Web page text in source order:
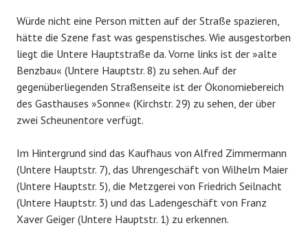
Würde nicht eine Person mitten auf der Straße spazieren,
hätte die Szene fast was gespenstisches. Wie ausgestorben
liegt die Untere Hauptstraße da. Vorne links ist der »alte
Benzbau« (Untere Hauptstr. 8) zu sehen. Auf der
gegenüberliegenden Straßenseite ist der Ökonomiebereich
des Gasthauses »Sonne« (Kirchstr. 29) zu sehen, der über
zwei Scheunentore verfügt.
Im Hintergrund sind das Kaufhaus von Alfred Zimmermann
(Untere Hauptstr. 7), das Uhrengeschäft von Wilhelm Maier
(Untere Hauptstr. 5), die Metzgerei von Friedrich Seilnacht
(Untere Hauptstr. 3) und das Ladengeschäft von Franz
Xaver Geiger (Untere Hauptstr. 1) zu erkennen.